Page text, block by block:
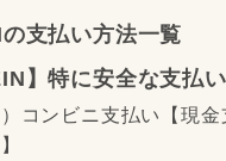
支払い方法一覧
】特に安全な支払
）コンビニ支払い【現金